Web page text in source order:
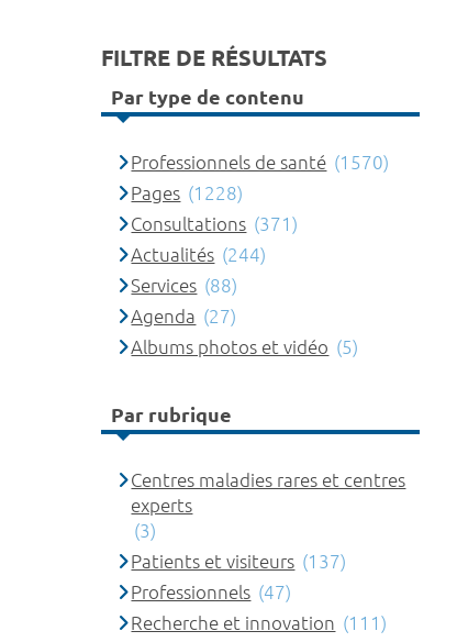
FILTRE DE RÉSULTATS
Par type de contenu
Professionnels de santé (1570)
Pages (1228)
Consultations (371)
Actualités (244)
Services (88)
Agenda (27)
Albums photos et vidéo (5)
Par rubrique
Centres maladies rares et centres
experts
(3)
Patients et visiteurs (137)
Professionnels (47)
Recherche et innovation (111)